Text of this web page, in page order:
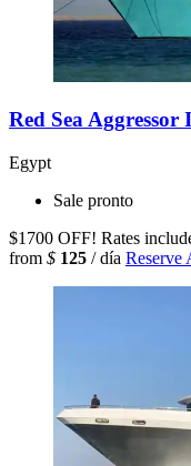
Red Sea Aggressor
Egypt
Sale pronto
$1700 OFF! Rates
from $ 125 / día Reserve